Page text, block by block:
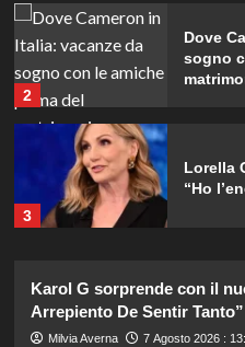
2
Dove
sogno
3
Lorella
“Ho
4
bis
Karol G sorprende con il
Arrepiento De Sentir Tanto”
Milvia Averna 7 Agosto 2026 :